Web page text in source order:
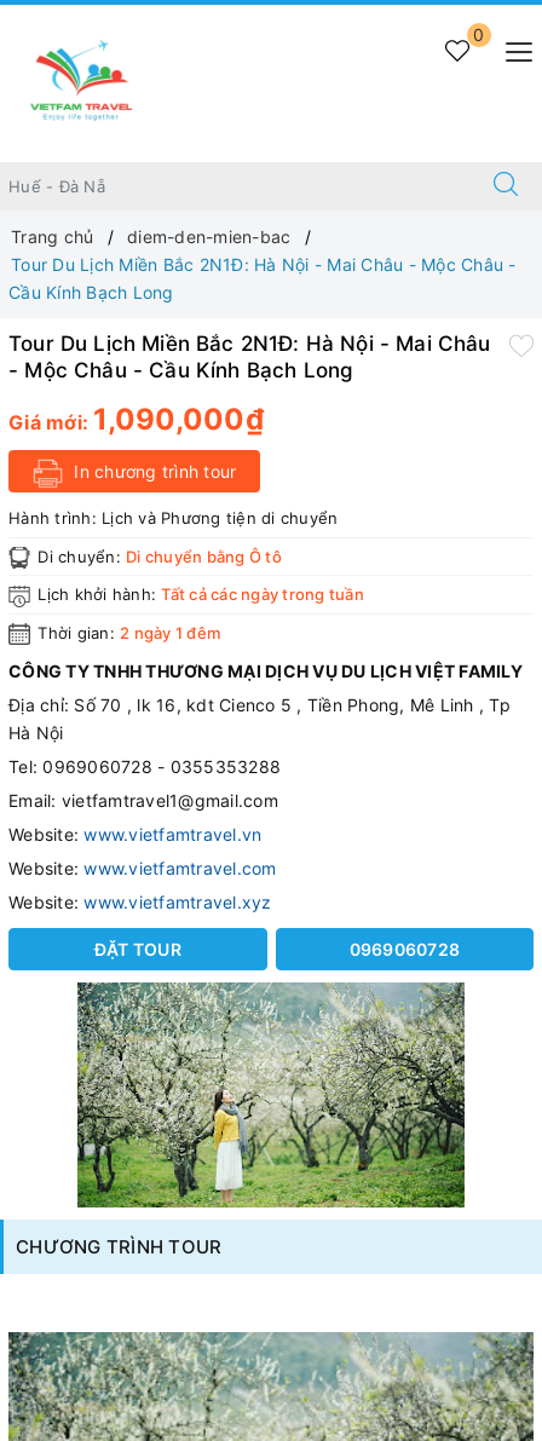
0
Trang chủ
diem-den-mien-bac
Tour Du Lịch Miền Bắc 2N1Đ: Hà Nội - Mai Châu - Mộc Châu -
Cầu Kính Bạch Long
CHƯƠNG TRÌNH TOUR
Tour Du Lịch Miền Bắc 2N1Đ: Hà Nội - Mai Châu
- Mộc Châu - Cầu Kính Bạch Long
Giá mới: 1,090,000₫
In chương trình tour
Hành trình: Lịch và Phương tiện di chuyển
Di chuyển: Di chuyển bằng Ô tô
Lịch khởi hành:Tất cả các ngày trong tuần
Thời gian: 2 ngày 1 đêm
CÔNG TY TNHH THƯƠNG MẠI DỊCH VỤ DU LỊCH VIỆT FAMILY
Địa chỉ: Số 70 , lk 16, kdt Cienco 5 , Tiền Phong, Mê Linh , Tp
Hà Nội
Tel: 0969060728 - 0355353288
Email: vietfamtravel1@gmail.com
Website:www.vietfamtravel.vn
Website:www.vietfamtravel.com
Website:www.vietfamtravel.xyz
ĐẶT TOUR 0969060728